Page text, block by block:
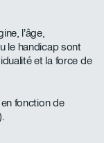
l’âge,
le handicap sont
et la force de
fonction de